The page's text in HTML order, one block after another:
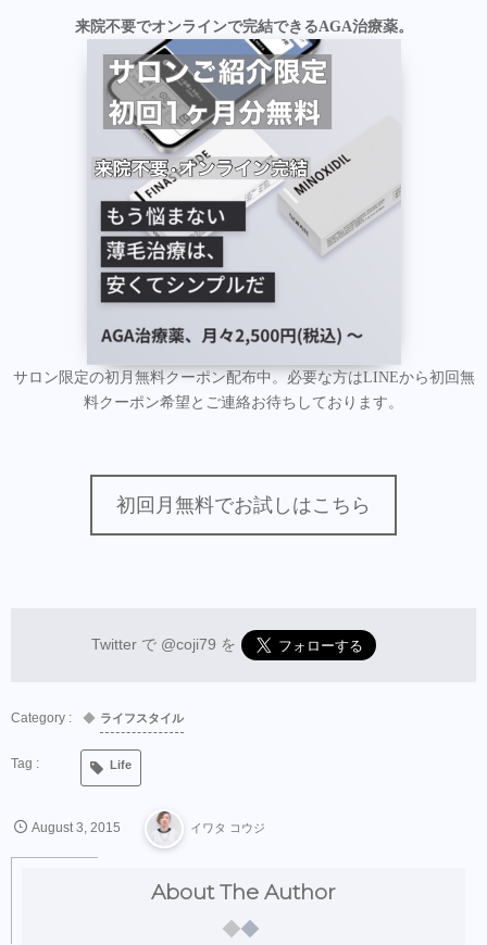
来院不要でオンラインで完結できるAGA治療薬。
サロン限定の初月無料クーポン配布中。必要な方はLINEから初回無
料クーポン希望とご連絡お待ちしております。
初回月無料でお試しはこちら
Twitter で @coji79 を
ライフスタイル
Life
August 3,2015 イワタ コウジ
About The Author